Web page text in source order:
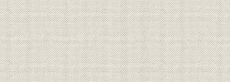
役員任期一覧
現行定款
資本金の推移[連結]
純資産[連結]